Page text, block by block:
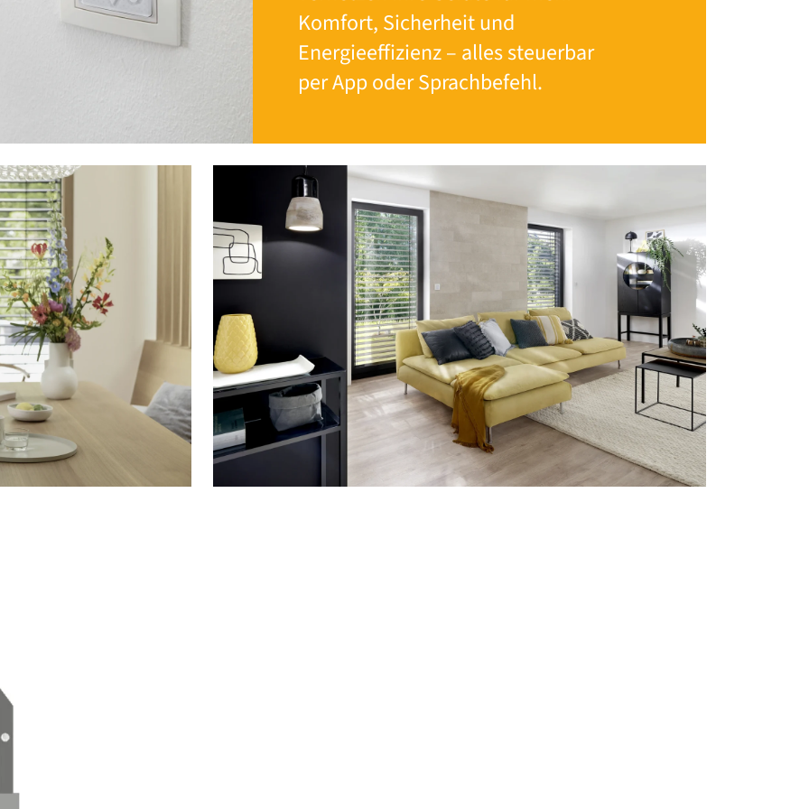
Komfort, Sicherheit und
Energieeffizienz – alles steuerbar
per App oder Sprachbefehl.